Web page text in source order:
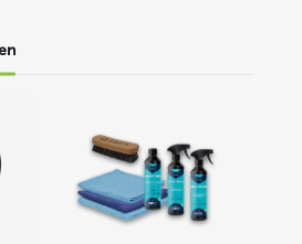
Interieurpakket